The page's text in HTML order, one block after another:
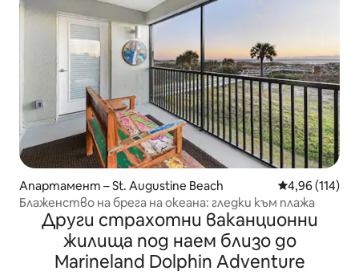
Апартамент – St. Augustine Beach Средна
4,96 (114)
Блаженство на брега на океана: гледки към плажа
Други страхотни ваканционни
жилища под наем близо до
Marineland Dolphin Adventure